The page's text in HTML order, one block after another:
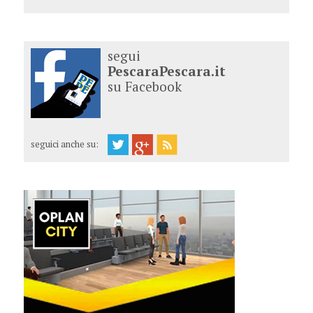
segui
PescaraPescara.it
su Facebook
seguici anche su: